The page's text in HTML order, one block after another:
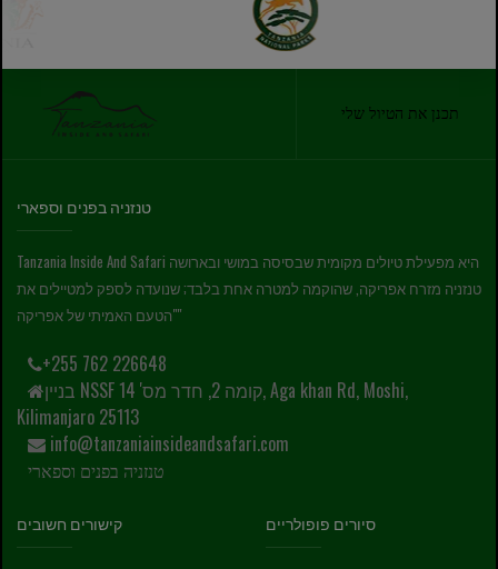
תכנן את הטיול שלי
טנזניה בפנים וספארי
Tanzania Inside And Safari היא מפעילת טיולים מקומית שבסיסה במושי ובארושה
טנזניה מזרח אפריקה, שהוקמה למטרה אחת בלבד; שנועדה לספק למטיילים את
"הטעם האמיתי של אפריקה"
+255 762 226648
בניין NSSF קומה 2, חדר מס' 14, Aga khan Rd, Moshi,
Kilimanjaro 25113
info@tanzaniainsideandsafari.com
טנזניה בפנים וספארי
קישורים חשובים סיורים פופולריים